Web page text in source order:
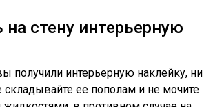
на стену интерьерную
получили интерьерную наклейку, ни
складывайте ее пополам и не мочите